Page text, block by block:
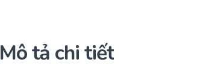
Mô tả chi tiết